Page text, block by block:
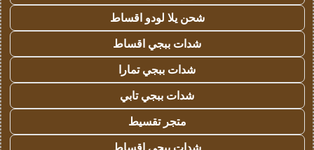
شحن يلا لودو اقساط
شدات ببجي اقساط
شدات ببجي تمارا
شدات ببجي تابي
متجر تقسيط
شدات ببجي اقساط